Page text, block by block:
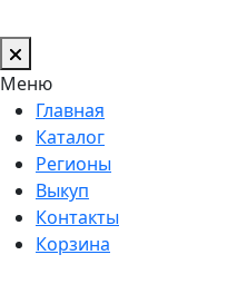
Меню
Главная
Каталог
Регионы
Выкуп
Контакты
Корзина